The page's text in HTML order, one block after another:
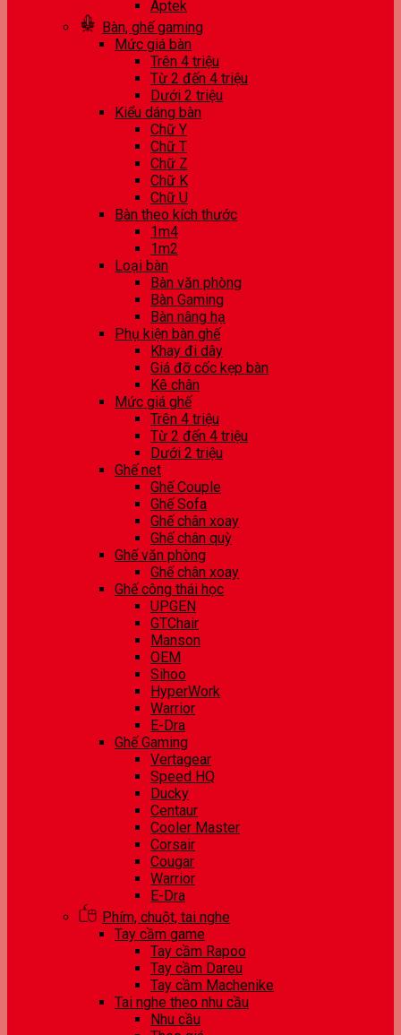
Aptek
Bàn, ghế gaming
Mức giá bàn
Trên 4 triệu
Từ 2 đến 4 triệu
Dưới 2 triệu
Kiểu dáng bàn
Chữ Y
Chữ T
Chữ Z
Chữ K
Chữ U
Bàn theo kích thước
1m4
1m2
Loại bàn
Bàn văn phòng
Bàn Gaming
Bàn nâng hạ
Phụ kiện bàn ghế
Khay đi dây
Giá đỡ cốc kẹp bàn
Kê chân
Mức giá ghế
Trên 4 triệu
Từ 2 đến 4 triệu
Dưới 2 triệu
Ghế net
Ghế Couple
Ghế Sofa
Ghế chân xoay
Ghế chân quỳ
Ghế văn phòng
Ghế chân xoay
Ghế công thái học
UPGEN
GTChair
Manson
OEM
Sihoo
HyperWork
Warrior
E-Dra
Ghế Gaming
Vertagear
Speed HQ
Ducky
Centaur
Cooler Master
Corsair
Cougar
Warrior
E-Dra
Phím, chuột, tai nghe
Tay cầm game
Tay cầm Rapoo
Tay cầm Dareu
Tay cầm Machenike
Tai nghe theo nhu cầu
Nhu cầu